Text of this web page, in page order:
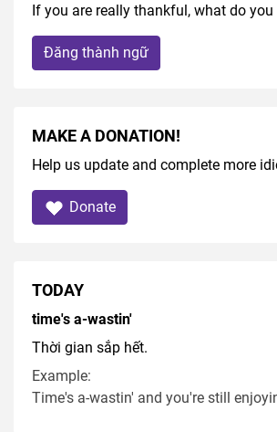
If you are really thankful, what do you
Đăng thành ngữ
MAKE A DONATION!
Help us update and complete more
Donate
TODAY
time's a-wastin'
Thời gian sắp hết.
Example:
Time's a-wastin' and you're still